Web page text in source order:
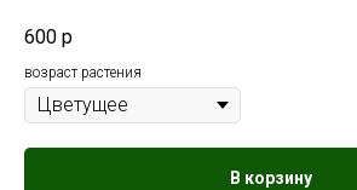
600 р
возраст растения
В корзину